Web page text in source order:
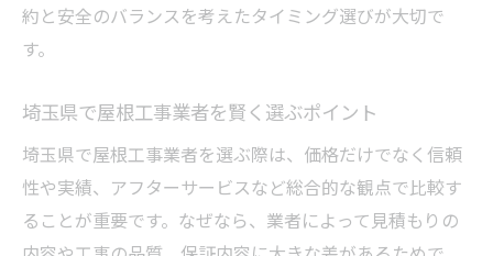
約と安全のバランスを考えたタイミング選びが大切で
す。
埼玉県で屋根工事業者を賢く選ぶポイント
埼玉県で屋根工事業者を選ぶ際は、価格だけでなく信頼
性や実績、アフターサービスなど総合的な観点で比較す
ることが重要です。なぜなら、業者によって見積もりの